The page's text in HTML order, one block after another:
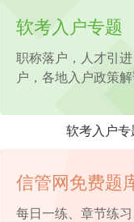
软考入户专题
职称落户，人才引
户，各地入户政策
软考入户专
信管网免费题
每日一练、章节练